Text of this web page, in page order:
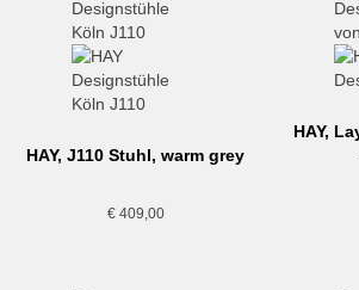
HAY, J110 Stuhl, warm grey
€409,00
HAY,